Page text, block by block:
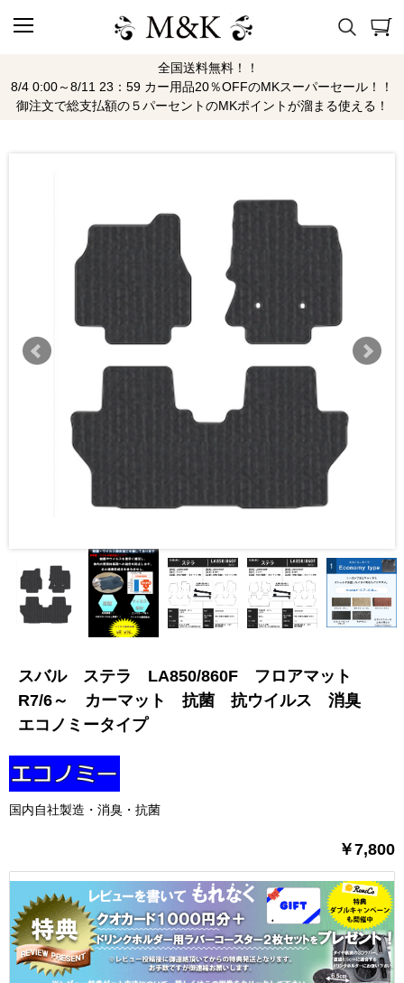
全国送料無料！！
8/4 0:00～8/11 23：59 カー用品20％OFFのMKスーパーセール！！
御注文で総支払額の５パーセントのMKポイントが溜まる使える！
スバル ステラ LA850/860F フロアマット
R7/6～ カーマット 抗菌 抗ウイルス 消臭
エコノミータイプ
国内自社製造・消臭・抗菌
￥7,800